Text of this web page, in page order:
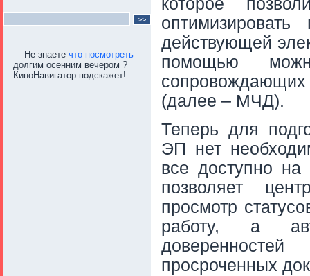
Не знаете что посмотреть
долгим осенним вечером ?
КиноНавигатор подскажет!
которое
действующей
помощью
(далее – МЧД).
Теперь для
ЭП нет
все доступно
позволяет
просмотр
работу, а
просроченных